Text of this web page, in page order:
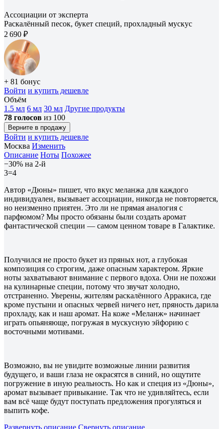
Ассоциации от эксперта
Раскалённый песок, букет специй, прохладный мускус
2 690 ₽
+ 81 бонус
Войти и купить дешевле
Объём
1.5 мл 6 мл 30 мл Другие продукты
78 голосов из 100
Верните в продажу
Войти и купить дешевле
Москва Изменить
Описание Ноты Похожее
−30% на 2-й
3=4
Автор «Дюны» пишет, что вкус меланжа для каждого
индивидуален, вызывает ассоциации, никогда не повторяется,
но неизменно приятен. Это ли не прямая аналогия с
парфюмом? Мы просто обязаны были создать аромат
фантастической специи — самом ценном товаре в Галактике.
Получился не просто букет из пряных нот, а глубокая
композиция со строгим, даже опасным характером. Яркие
ноты захватывают внимание с первого вдоха. Они не похожи
на кулинарные специи, потому что звучат холодно,
отстраненно. Уверены, жителям раскалённого Арракиса, где
кроме пустыни и опасных червей ничего нет, пряность дарила
прохладу, как и наш аромат. На коже «Меланж» начинает
играть опьяняюще, погружая в мускусную эйфорию с
восточными мотивами.
Возможно, вы не увидите возможные линии развития
будущего, и ваши глаза не окрасятся в синий, но ощутите
погружение в иную реальность. Но как и специя из «Дюны»,
аромат вызывает привыкание. Так что не удивляйтесь, если
вам всё чаще будут поступать предложения прогуляться и
выпить кофе.
Развернуть описание Свернуть описание